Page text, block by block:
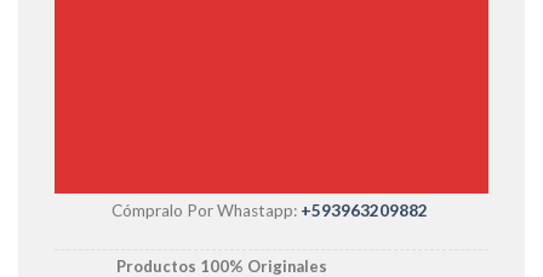
Cómpralo Por Whastapp: +593963209882
Productos 100% Originales